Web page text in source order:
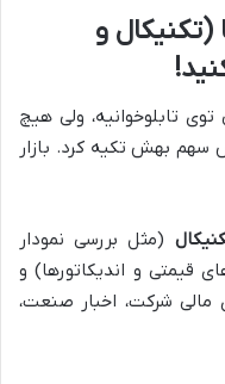
و
تابلوخوانیه، ولی هیچ
سهم بهش تکیه کرد. بازار
(مثل بررسی نمودار
قیمتی و اندیکاتورها) و
شرکت، اخبار صنعت،